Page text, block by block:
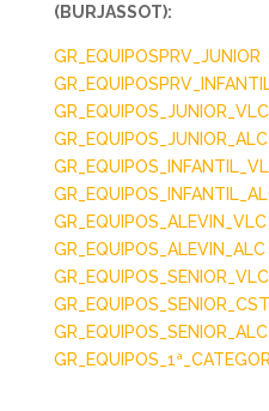
(BURJASSOT):
GR_EQUIPOSPRV_JUNIOR
GR_EQUIPOS_JUNIOR_VLC
GR_EQUIPOS_JUNIOR_ALC
GR_EQUIPOS_ALEVIN_VLC
GR_EQUIPOS_ALEVIN_ALC
GR_EQUIPOS_SENIOR_VLC
GR_EQUIPOS_SENIOR_CST
GR_EQUIPOS_SENIOR_ALC